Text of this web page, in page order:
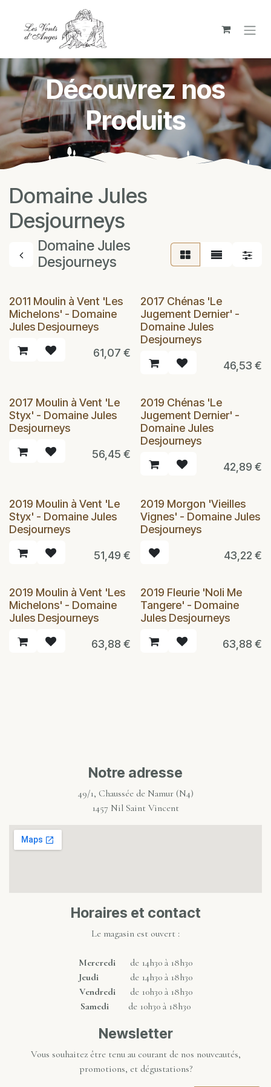
Se rendre au contenu
Découvrez nos
Produits
Domaine Jules
Desjourneys
Domaine Jules
Desjourneys
2011 Moulin à Vent 'Les
Michelons' - Domaine
Jules Desjourneys
61,07 €
2017 Chénas 'Le
Jugement Dernier' -
Domaine Jules
Desjourneys
46,53 €
2017 Moulin à Vent 'Le
Styx' - Domaine Jules
Desjourneys
56,45 €
2019 Chénas 'Le
Jugement Dernier' -
Domaine Jules
Desjourneys
42,89 €
2019 Moulin à Vent 'Le
Styx' - Domaine Jules
Desjourneys
51,49 €
2019 Morgon 'Vieilles
Vignes' - Domaine Jules
Desjourneys
43,22 €
2019 Moulin à Vent 'Les
Michelons' - Domaine
Jules Desjourneys
63,88 €
2019 Fleurie 'Noli Me
Tangere' - Domaine
Jules Desjourneys
63,88 €
Notre adresse
49/1, Chaussée de Namur (N4)
1457 Nil Saint Vincent
Horaires et contact
Le magasin est ouvert :
Mercredi de 14h30 à 18h30
Jeudi de 14h30 à 18h30
Vendredide 10h30 à 18h30
Samedi de 10h30 à 18h30
Newsletter
Vous souhaitez être tenu au courant de nos nouveautés,
promotions, et dégustations?